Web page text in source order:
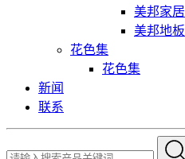
美邦家居
美邦地板
花色集
花色集
新闻
联系